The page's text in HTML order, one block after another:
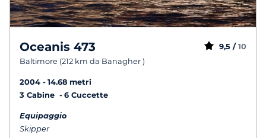
Oceanis 473
Baltimore (212 km da Banagher )
9,5 / 10
2004
14.68 metri
3 Cabine
6 Cuccette
Equipaggio
Skipper